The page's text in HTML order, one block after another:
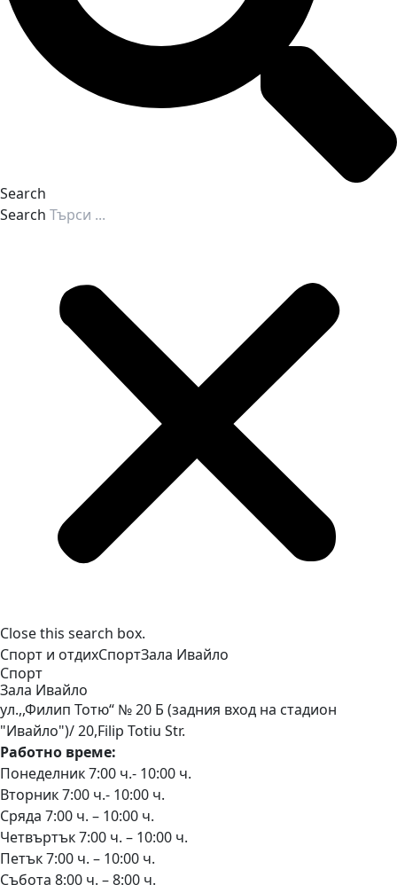
Search
Search
Close this search box.
Спорт и отдихСпортЗала Ивайло
Спорт
Зала Ивайло
ул.,,Филип Тотю“ № 20 Б (задния вход на стадион
"Ивайло")/ 20,Filip Totiu Str.
Работно време:
Понеделник 7:00 ч.- 10:00 ч.
Вторник 7:00 ч.- 10:00 ч.
Сряда 7:00 ч. – 10:00 ч.
Четвъртък 7:00 ч. – 10:00 ч.
Петък 7:00 ч. – 10:00 ч.
Събота 8:00 ч. – 8:00 ч.